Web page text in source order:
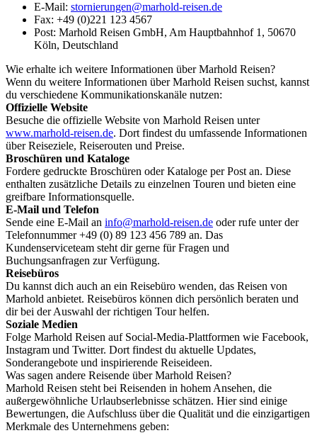
E-Mail: stornierungen@marhold-reisen.de
Fax: +49 (0)221 123 4567
Post: Marhold Reisen GmbH, Am Hauptbahnhof 1, 50670
Köln, Deutschland
Wie erhalte ich weitere Informationen über Marhold Reisen?
Wenn du weitere Informationen über Marhold Reisen suchst, kannst
du verschiedene Kommunikationskanäle nutzen:
Offizielle Website
Besuche die offizielle Website von Marhold Reisen unter
www.marhold-reisen.de. Dort findest du umfassende Informationen
über Reiseziele, Reiserouten und Preise.
Broschüren und Kataloge
Fordere gedruckte Broschüren oder Kataloge per Post an. Diese
enthalten zusätzliche Details zu einzelnen Touren und bieten eine
greifbare Informationsquelle.
E-Mail und Telefon
Sende eine E-Mail an info@marhold-reisen.de oder rufe unter der
Telefonnummer +49 (0) 89 123 456 789 an. Das
Kundenserviceteam steht dir gerne für Fragen und
Buchungsanfragen zur Verfügung.
Reisebüros
Du kannst dich auch an ein Reisebüro wenden, das Reisen von
Marhold anbietet. Reisebüros können dich persönlich beraten und
dir bei der Auswahl der richtigen Tour helfen.
Soziale Medien
Folge Marhold Reisen auf Social-Media-Plattformen wie Facebook,
Instagram und Twitter. Dort findest du aktuelle Updates,
Sonderangebote und inspirierende Reiseideen.
Was sagen andere Reisende über Marhold Reisen?
Marhold Reisen steht bei Reisenden in hohem Ansehen, die
außergewöhnliche Urlaubserlebnisse schätzen. Hier sind einige
Bewertungen, die Aufschluss über die Qualität und die einzigartigen
Merkmale des Unternehmens geben: